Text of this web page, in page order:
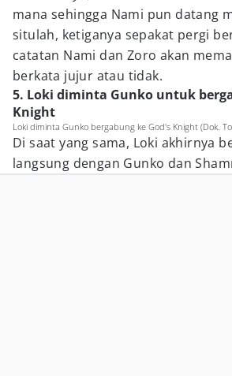
mana sehingga Nami pun datang
situlah, ketiganya sepakat pergi
catatan Nami dan Zoro akan
berkata jujur atau tidak.
5. Loki diminta Gunko untuk
Knight
Loki diminta Gunko bergabung ke God's Knight (Dok.
Di saat yang sama, Loki akhirnya
langsung dengan Gunko dan